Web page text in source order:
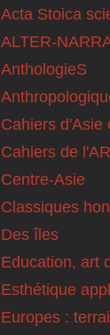
Acta Stoica
ALTER-
AnthologieS
Cahiers d'Asie
Cahiers de
Centre-Asie
Classiques
Des îles
Education, art
Esthétique
Europes :